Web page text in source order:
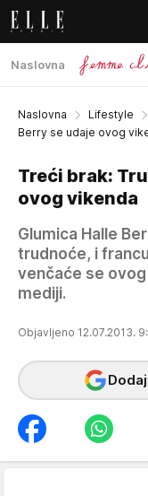
Naslovna
Naslovna Lifestyle
Berry se udaje ovog
Treći brak:
ovog vikenda
Glumica Halle
trudnoće, i
venčaće se
mediji.
Objavljeno 12.07.2013.